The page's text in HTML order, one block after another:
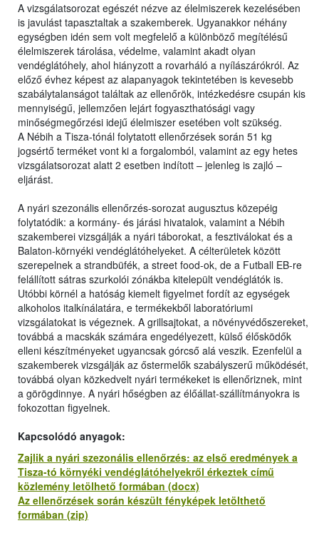
A vizsgálatsorozat egészét nézve az élelmiszerek kezelésében
is javulást tapasztaltak a szakemberek. Ugyanakkor néhány
egységben idén sem volt megfelelő a különböző megítélésű
élelmiszerek tárolása, védelme, valamint akadt olyan
vendéglátóhely, ahol hiányzott a rovarháló a nyílászárókról. Az
előző évhez képest az alapanyagok tekintetében is kevesebb
szabálytalanságot találtak az ellenőrök, intézkedésre csupán kis
mennyiségű, jellemzően lejárt fogyaszthatósági vagy
minőségmegőrzési idejű élelmiszer esetében volt szükség.
A Nébih a Tisza-tónál folytatott ellenőrzések során 51 kg
jogsértő terméket vont ki a forgalomból, valamint az egy hetes
vizsgálatsorozat alatt 2 esetben indított – jelenleg is zajló –
eljárást.
A nyári szezonális ellenőrzés-sorozat augusztus közepéig
folytatódik: a kormány- és járási hivatalok, valamint a Nébih
szakemberei vizsgálják a nyári táborokat, a fesztiválokat és a
Balaton-környéki vendéglátóhelyeket. A célterületek között
szerepelnek a strandbüfék, a street food-ok, de a Futball EB-re
felállított sátras szurkolói zónákba kitelepült vendéglátók is.
Utóbbi körnél a hatóság kiemelt figyelmet fordít az egységek
alkoholos italkínálatára, e termékekből laboratóriumi
vizsgálatokat is végeznek. A grillsajtokat, a növényvédőszereket,
továbbá a macskák számára engedélyezett, külső élősködők
elleni készítményeket ugyancsak górcső alá veszik. Ezenfelül a
szakemberek vizsgálják az őstermelők szabályszerű működését,
továbbá olyan közkedvelt nyári termékeket is ellenőriznek, mint
a görögdinnye. A nyári hőségben az élőállat-szállítmányokra is
fokozottan figyelnek.
Kapcsolódó anyagok:
Zajlik a nyári szezonális ellenőrzés: az első eredmények a
Tisza-tó környéki vendéglátóhelyekről érkeztek című
közlemény letölhető formában (docx)
Az ellenőrzések során készült fényképek letölthető
formában (zip)